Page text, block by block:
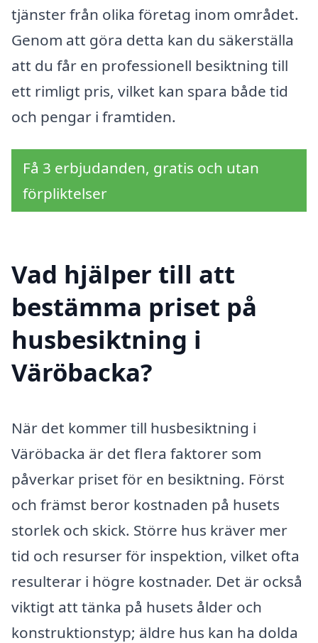
tjänster från olika företag inom området.
Genom att göra detta kan du säkerställa
att du får en professionell besiktning till
ett rimligt pris, vilket kan spara både tid
och pengar i framtiden.
Få 3 erbjudanden, gratis och utan
förpliktelser
Vad hjälper till att
bestämma priset på
husbesiktning i
Väröbacka?
När det kommer till husbesiktning i
Väröbacka är det flera faktorer som
påverkar priset för en besiktning. Först
och främst beror kostnaden på husets
storlek och skick. Större hus kräver mer
tid och resurser för inspektion, vilket ofta
resulterar i högre kostnader. Det är också
viktigt att tänka på husets ålder och
konstruktionstyp; äldre hus kan ha dolda